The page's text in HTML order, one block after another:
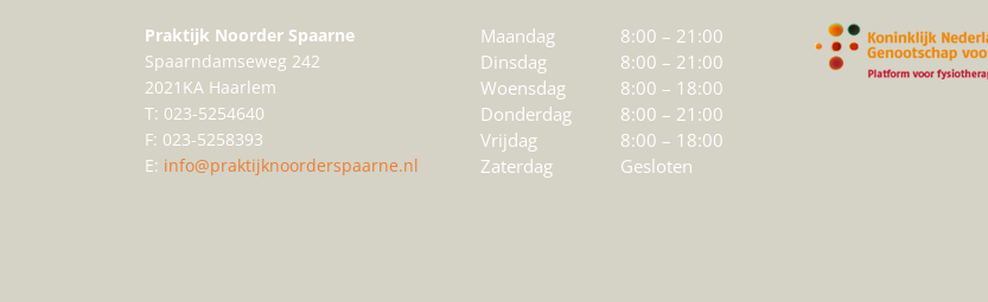
Praktijk Noorder Spaarne
Spaarndamseweg 242
2021KA Haarlem
T: 023-5254640
F: 023-5258393
E: info@praktijknoorderspaarne.nl
Maandag
8:00 – 21:00
Dinsdag
8:00 – 21:00
Woensdag
8:00 – 18:00
Donderdag
8:00 – 21:00
Vrijdag
8:00 – 18:00
Zaterdag
Gesloten